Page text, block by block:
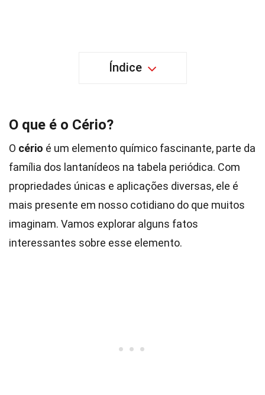
Índice
O que é o Cério?
O cério é um elemento químico fascinante, parte da
família dos lantanídeos na tabela periódica. Com
propriedades únicas e aplicações diversas, ele é
mais presente em nosso cotidiano do que muitos
imaginam. Vamos explorar alguns fatos
interessantes sobre esse elemento.